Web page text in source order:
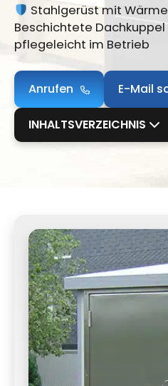
Stahlgerüst mit
Beschichtete Dachkuppel
pflegeleicht im Betrieb
Anrufen E-Mail
INHALTSVERZEICHNIS